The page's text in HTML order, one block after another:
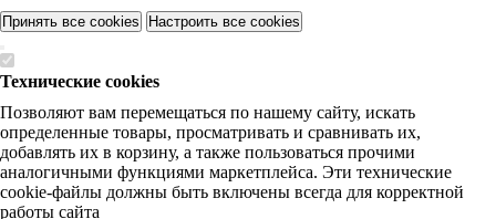
Принять все cookies Настроить все cookies
Технические cookies
Позволяют вам перемещаться по нашему сайту, искать
определенные товары, просматривать и сравнивать их,
добавлять их в корзину, а также пользоваться прочими
аналогичными функциями маркетплейса. Эти технические
cookie-файлы должны быть включены всегда для корректной
работы сайта